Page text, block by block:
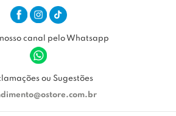
canal pelo Whatsapp
ou Sugestões